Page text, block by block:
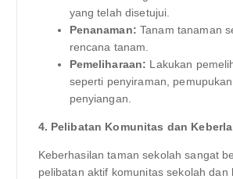
yang telah disetujui.
Penanaman: Tanam tanaman
rencana tanam.
Pemeliharaan: Lakukan
seperti penyiraman,
penyiangan.
4. Pelibatan Komunitas dan
Keberhasilan taman sekolah sangat
pelibatan aktif komunitas sekolah dan